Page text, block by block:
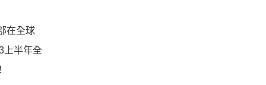
在全球
上半年全